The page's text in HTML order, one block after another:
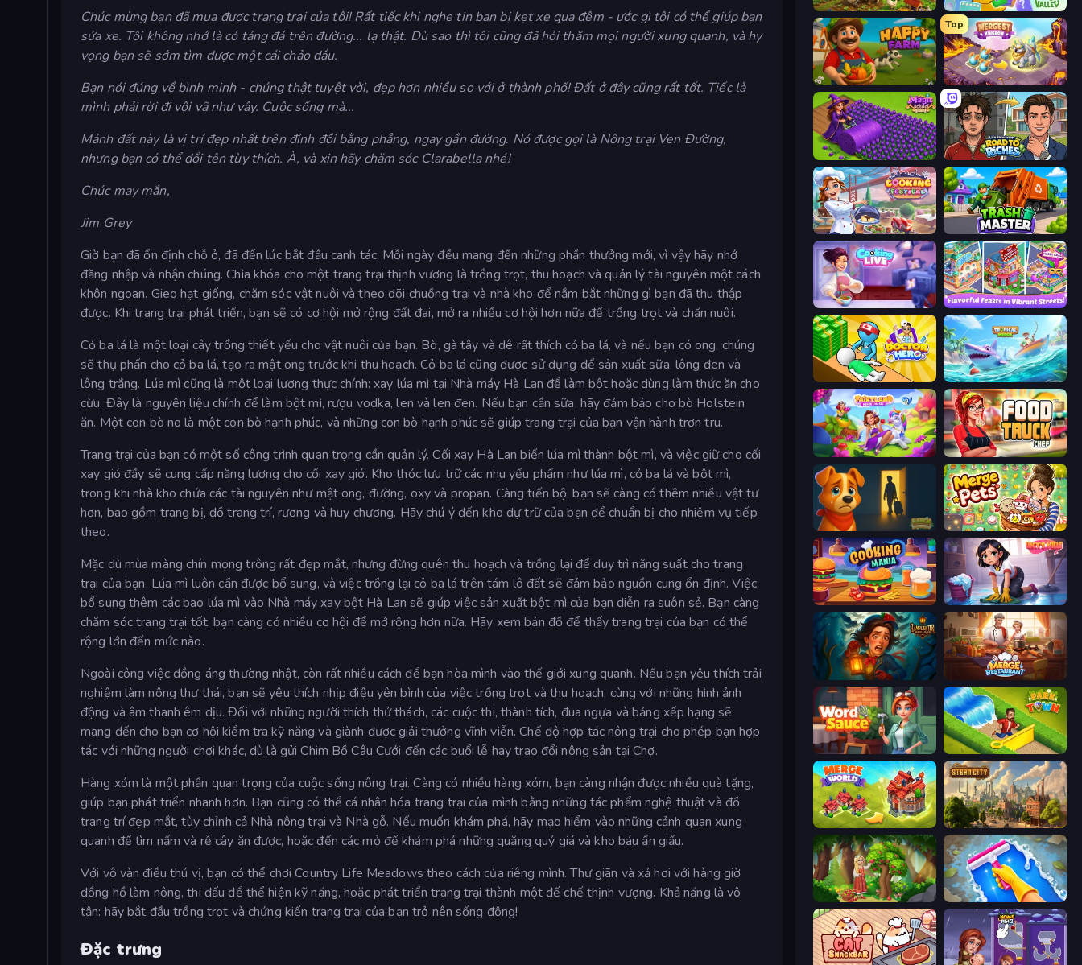
Chúc mừng bạn đã mua được trang trại của tôi! Rất tiếc khi nghe tin bạn bị kẹt xe qua đêm - ước gì tôi có thể giúp bạn
sửa xe. Tôi không nhớ là có tảng đá trên đường... lạ thật. Dù sao thì tôi cũng đã hỏi thăm mọi người xung quanh, và hy
vọng bạn sẽ sớm tìm được một cái chảo dầu.
Bạn nói đúng về bình minh - chúng thật tuyệt vời, đẹp hơn nhiều so với ở thành phố! Đất ở đây cũng rất tốt. Tiếc là
mình phải rời đi vội vã như vậy. Cuộc sống mà...
Mảnh đất này là vị trí đẹp nhất trên đỉnh đồi bằng phẳng, ngay gần đường. Nó được gọi là Nông trại Ven Đường,
nhưng bạn có thể đổi tên tùy thích. À, và xin hãy chăm sóc Clarabella nhé!
Chúc may mắn,
Jim Grey
Giờ bạn đã ổn định chỗ ở, đã đến lúc bắt đầu canh tác. Mỗi ngày đều mang đến những phần thưởng mới, vì vậy hãy nhớ
đăng nhập và nhận chúng. Chìa khóa cho một trang trại thịnh vượng là trồng trọt, thu hoạch và quản lý tài nguyên một cách
khôn ngoan. Gieo hạt giống, chăm sóc vật nuôi và theo dõi chuồng trại và nhà kho để nắm bắt những gì bạn đã thu thập
được. Khi trang trại phát triển, bạn sẽ có cơ hội mở rộng đất đai, mở ra nhiều cơ hội hơn nữa để trồng trọt và chăn nuôi.
Cỏ ba lá là một loại cây trồng thiết yếu cho vật nuôi của bạn. Bò, gà tây và dê rất thích cỏ ba lá, và nếu bạn có ong, chúng
sẽ thụ phấn cho cỏ ba lá, tạo ra mật ong trước khi thu hoạch. Cỏ ba lá cũng được sử dụng để sản xuất sữa, lông đen và
lông trắng. Lúa mì cũng là một loại lương thực chính: xay lúa mì tại Nhà máy Hà Lan để làm bột hoặc dùng làm thức ăn cho
cừu. Đây là nguyên liệu chính để làm bột mì, rượu vodka, len và len đen. Nếu bạn cần sữa, hãy đảm bảo cho bò Holstein
ăn. Một con bò no là một con bò hạnh phúc, và những con bò hạnh phúc sẽ giúp trang trại của bạn vận hành trơn tru.
Trang trại của bạn có một số công trình quan trọng cần quản lý. Cối xay Hà Lan biến lúa mì thành bột mì, và việc giữ cho cối
xay gió đầy sẽ cung cấp năng lượng cho cối xay gió. Kho thóc lưu trữ các nhu yếu phẩm như lúa mì, cỏ ba lá và bột mì,
trong khi nhà kho chứa các tài nguyên như mật ong, đường, oxy và propan. Càng tiến bộ, bạn sẽ càng có thêm nhiều vật tư
hơn, bao gồm trang bị, đồ trang trí, rương và huy chương. Hãy chú ý đến kho dự trữ của bạn để chuẩn bị cho nhiệm vụ tiếp
theo.
Mặc dù mùa màng chín mọng trông rất đẹp mắt, nhưng đừng quên thu hoạch và trồng lại để duy trì năng suất cho trang
trại của bạn. Lúa mì luôn cần được bổ sung, và việc trồng lại cỏ ba lá trên tám lô đất sẽ đảm bảo nguồn cung ổn định. Việc
bổ sung thêm các bao lúa mì vào Nhà máy xay bột Hà Lan sẽ giúp việc sản xuất bột mì của bạn diễn ra suôn sẻ. Bạn càng
chăm sóc trang trại tốt, bạn càng có nhiều cơ hội để mở rộng hơn nữa. Hãy xem bản đồ để thấy trang trại của bạn có thể
rộng lớn đến mức nào.
Ngoài công việc đồng áng thường nhật, còn rất nhiều cách để bạn hòa mình vào thế giới xung quanh. Nếu bạn yêu thích trải
nghiệm làm nông thư thái, bạn sẽ yêu thích nhịp điệu yên bình của việc trồng trọt và thu hoạch, cùng với những hình ảnh
động và âm thanh êm dịu. Đối với những người thích thử thách, các cuộc thi, thành tích, đua ngựa và bảng xếp hạng sẽ
mang đến cho bạn cơ hội kiểm tra kỹ năng và giành được giải thưởng vĩnh viễn. Chế độ hợp tác nông trại cho phép bạn hợp
tác với những người chơi khác, dù là gửi Chim Bồ Câu Cưới đến các buổi lễ hay trao đổi nông sản tại Chợ.
Hàng xóm là một phần quan trọng của cuộc sống nông trại. Càng có nhiều hàng xóm, bạn càng nhận được nhiều quà tặng,
giúp bạn phát triển nhanh hơn. Bạn cũng có thể cá nhân hóa trang trại của mình bằng những tác phẩm nghệ thuật và đồ
trang trí đẹp mắt, tùy chỉnh cả Nhà nông trại và Nhà gỗ. Nếu muốn khám phá, hãy mạo hiểm vào những cảnh quan xung
quanh để tìm nấm và rễ cây ăn được, hoặc đến các mỏ để khám phá những quặng quý giá và kho báu ẩn giấu.
Với vô vàn điều thú vị, bạn có thể chơi Country Life Meadows theo cách của riêng mình. Thư giãn và xả hơi với hàng giờ
đồng hồ làm nông, thi đấu để thể hiện kỹ năng, hoặc phát triển trang trại thành một đế chế thịnh vượng. Khả năng là vô
tận: hãy bắt đầu trồng trọt và chứng kiến trang trại của bạn trở nên sống động!
Đặc trưng
Farm Life Farm Merge Valley
Happy Farm
Top
Mergest Kingdom
Magic School Life Simulator: Road to Riches
Cooking Festival Trash Master
Cooking Live Mom's Diary 2
Doctor Hero Tropical Merge
Fairyland Merge & Magic Food Truck Chef™: A Fun Cooking Game
Ranch Adventures Merge Pets
Cooking Mania Lucy’s Ville
Lamplighter: Merge & Magic Merge Restaurant
Word Sauce Park Town
Merge World Steam City
Northern Merge Hotel Rush: Merge Story